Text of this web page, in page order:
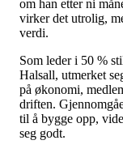
om han etter ni
virker det utrolig,
verdi.
Som leder i 50 %
Halsall, utmerket
på økonomi,
driften.
til å bygge opp,
seg godt.